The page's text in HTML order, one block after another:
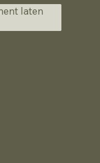
laten